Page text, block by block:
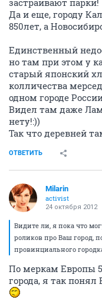
застраивают парки!
Да и еще, городу
850лет, а
Единственный
но там при этом у
старый японский
колличества
одном городе
Видел там даже
нету!:))
Так что деревней
ОТВЕТИТЬ
Milarin
activist
24 октября 2012
Видите ли, я пока что
роликов про Ваш город,
провинциального
По меркам Европы
города, я так